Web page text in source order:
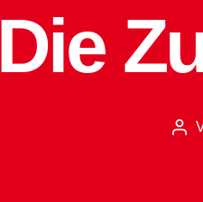
Die